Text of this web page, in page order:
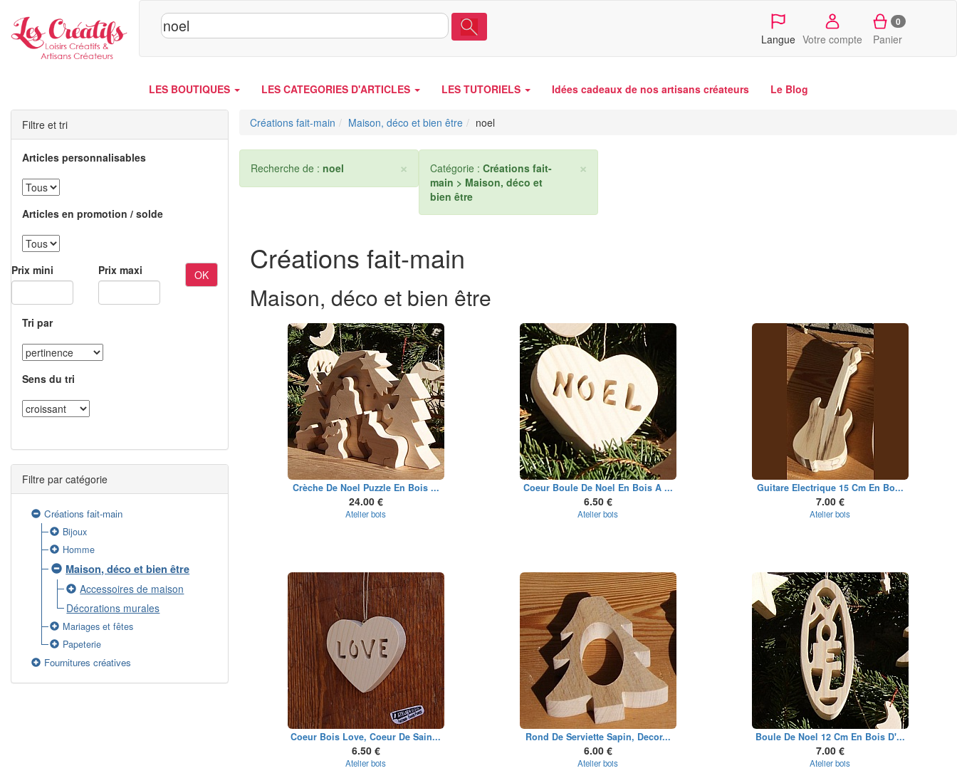
Langue Votre compte
0
Panier
LES BOUTIQUES LES CATEGORIES D'ARTICLES LES TUTORIELS Idées cadeaux de nos artisans créateurs Le Blog
Filtre et tri
Articles personnalisables
Articles en promotion / solde
Prix mini Prix maxi OK
Tri par
Sens du tri
Filtre par catégorie
Créations fait-main
Bijoux
Homme
Maison, déco et bien être
Accessoires de maison
Décorations murales
Mariages et fêtes
Papeterie
Fournitures créatives
Créations fait-main Maison, déco et bien être noel
×
Recherche de : noel ×
Catégorie : Créations fait-
main > Maison, déco et
bien être
Créations fait-main
Maison, déco et bien être
Crèche De Noel Puzzle En Bois ...
24.00 €
Atelier bois
Coeur Boule De Noel En Bois A ...
6.50 €
Atelier bois
Guitare Electrique 15 Cm En Bo...
7.00 €
Atelier bois
Coeur Bois Love, Coeur De Sain...
6.50 €
Atelier bois
Rond De Serviette Sapin, Decor...
6.00 €
Atelier bois
Boule De Noel 12 Cm En Bois D'...
7.00 €
Atelier bois